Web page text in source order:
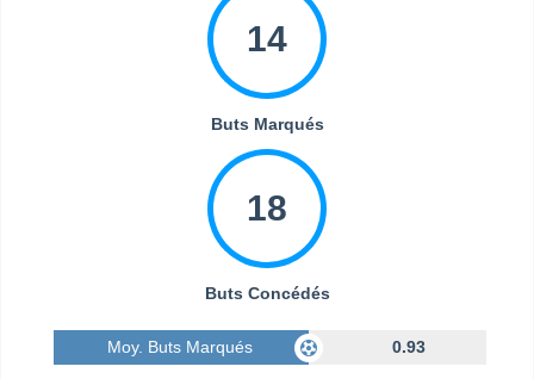
14
Buts Marqués
18
Buts Concédés
Moy. Buts Marqués 0.93